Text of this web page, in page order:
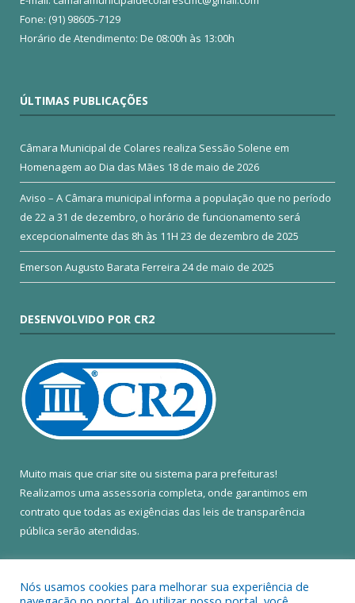
Fone: (91) 98605-7129
Horário de Atendimento: De 08:00h às 13:00h
ÚLTIMAS PUBLICAÇÕES
Câmara Municipal de Colares realiza Sessão Solene em
Homenagem ao Dia das Mães 18 de maio de 2026
Aviso – A Câmara municipal informa a população que no período
de 22 a 31 de dezembro, o horário de funcionamento será
excepcionalmente das 8h às 11H 23 de dezembro de 2025
Emerson Augusto Barata Ferreira 24 de maio de 2025
DESENVOLVIDO POR CR2
Muito mais que criar site ou sistema para prefeituras!
Realizamos uma assessoria completa, onde garantimos em
contrato que todas as exigências das leis de transparência
pública serão atendidas.
Nós usamos cookies para melhorar sua experiência de